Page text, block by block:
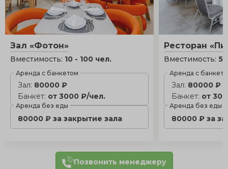
Зал «Фотон»
Вместимость: 10 - 100 чел.
Аренда с банкетом
Зал: 80000 ₽
Банкет: от 3000 ₽/чел.
Аренда без еды
80000 ₽ за закрытие зала
Ресторан
Вместимость:5
Аренда с
Зал: 80000 ₽
Банкет: от
Аренда без еды
80000 ₽ за
Позвонить менеджеру